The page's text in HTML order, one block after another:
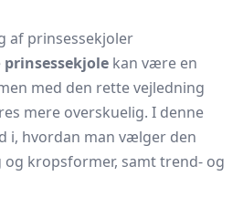
af prinsessekjoler
prinsessekjole kan være en
med den rette vejledning
mere overskuelig. I denne
i, hvordan man vælger den
kropsformer, samt trend- og